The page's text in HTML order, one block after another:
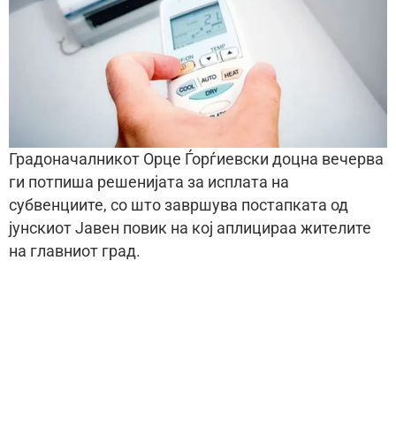
Градоначалникот Орце Ѓорѓиевски доцна вечерва
ги потпиша решенијата за исплата на
субвенциите, со што завршува постапката од
јунскиот Јавен повик на кој аплицираа жителите
на главниот град.